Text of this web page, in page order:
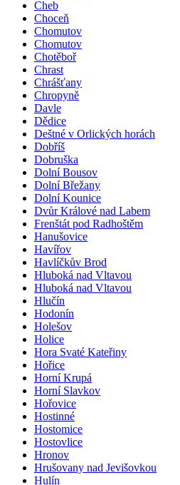
Cheb
Choceň
Chomutov
Chomutov
Chotěboř
Chrast
Chrášťany
Chropyně
Davle
Dědice
Deštné v Orlických horách
Dobříš
Dobruška
Dolní Bousov
Dolní Břežany
Dolní Kounice
Dvůr Králové nad Labem
Frenštát pod Radhoštěm
Hanušovice
Havířov
Havlíčkův Brod
Hluboká nad Vltavou
Hluboká nad Vltavou
Hlučín
Hodonín
Holešov
Holice
Hora Svaté Kateřiny
Hořice
Horní Krupá
Horní Slavkov
Hořovice
Hostinné
Hostomice
Hostovlice
Hronov
Hrušovany nad Jevišovkou
Hulín